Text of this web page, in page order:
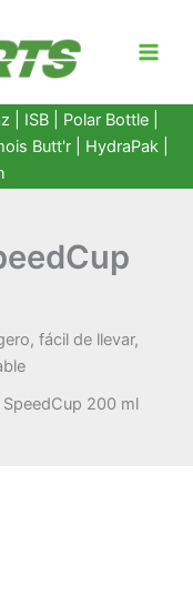
| ISB | Polar Bottle|
Butt'r HydraPak
fácil de llevar,
200 ml